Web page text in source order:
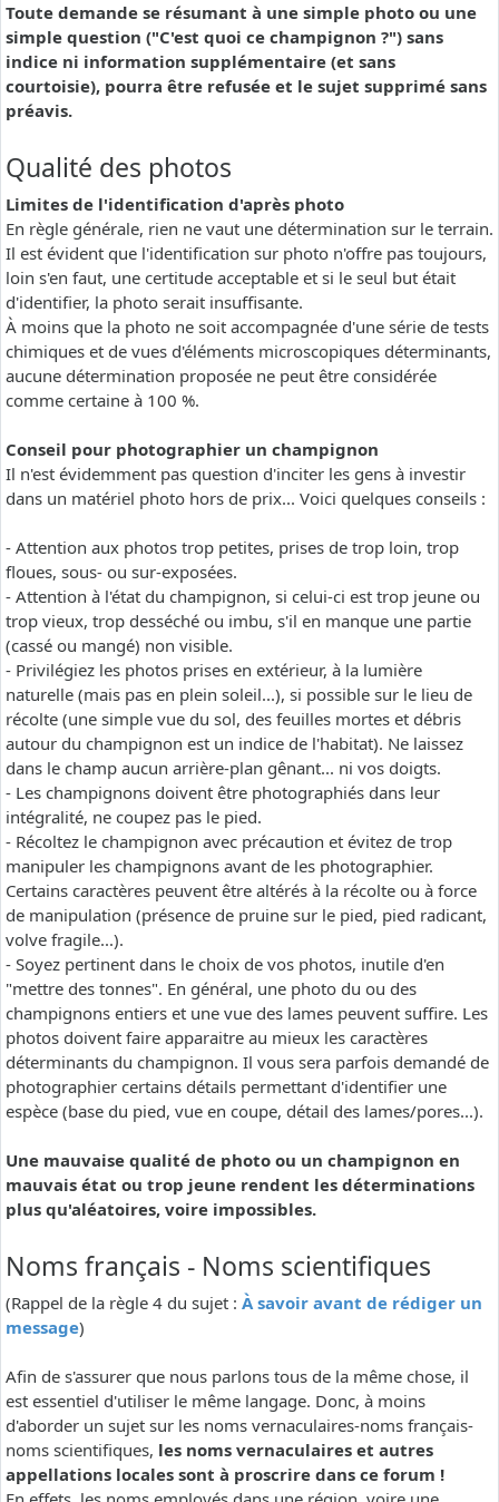
Toute demande se résumant à une simple photo ou une
simple question ("C'est quoi ce champignon ?") sans
indice ni information supplémentaire (et sans
courtoisie), pourra être refusée et le sujet supprimé sans
préavis.
Qualité des photos
Limites de l'identification d'après photo
En règle générale, rien ne vaut une détermination sur le terrain.
Il est évident que l'identification sur photo n'offre pas toujours,
loin s'en faut, une certitude acceptable et si le seul but était
d'identifier, la photo serait insuffisante.
À moins que la photo ne soit accompagnée d'une série de tests
chimiques et de vues d'éléments microscopiques déterminants,
aucune détermination proposée ne peut être considérée
comme certaine à 100 %.
Conseil pour photographier un champignon
Il n'est évidemment pas question d'inciter les gens à investir
dans un matériel photo hors de prix... Voici quelques conseils :
- Attention aux photos trop petites, prises de trop loin, trop
floues, sous- ou sur-exposées.
- Attention à l'état du champignon, si celui-ci est trop jeune ou
trop vieux, trop desséché ou imbu, s'il en manque une partie
(cassé ou mangé) non visible.
- Privilégiez les photos prises en extérieur, à la lumière
naturelle (mais pas en plein soleil...), si possible sur le lieu de
récolte (une simple vue du sol, des feuilles mortes et débris
autour du champignon est un indice de l'habitat). Ne laissez
dans le champ aucun arrière-plan gênant... ni vos doigts.
- Les champignons doivent être photographiés dans leur
intégralité, ne coupez pas le pied.
- Récoltez le champignon avec précaution et évitez de trop
manipuler les champignons avant de les photographier.
Certains caractères peuvent être altérés à la récolte ou à force
de manipulation (présence de pruine sur le pied, pied radicant,
volve fragile...).
- Soyez pertinent dans le choix de vos photos, inutile d'en
"mettre des tonnes". En général, une photo du ou des
champignons entiers et une vue des lames peuvent suffire. Les
photos doivent faire apparaitre au mieux les caractères
déterminants du champignon. Il vous sera parfois demandé de
photographier certains détails permettant d'identifier une
espèce (base du pied, vue en coupe, détail des lames/pores...).
Une mauvaise qualité de photo ou un champignon en
mauvais état ou trop jeune rendent les déterminations
plus qu'aléatoires, voire impossibles.
Noms français - Noms scientifiques
(Rappel de la règle 4 du sujet : À savoir avant de rédiger un
message)
Afin de s'assurer que nous parlons tous de la même chose, il
est essentiel d'utiliser le même langage. Donc, à moins
d'aborder un sujet sur les noms vernaculaires-noms français-
noms scientifiques, les noms vernaculaires et autres
appellations locales sont à proscrire dans ce forum !